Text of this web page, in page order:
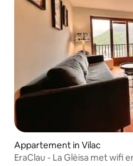
Appartement in Vilac
EraClau - La Glèisa met wifi